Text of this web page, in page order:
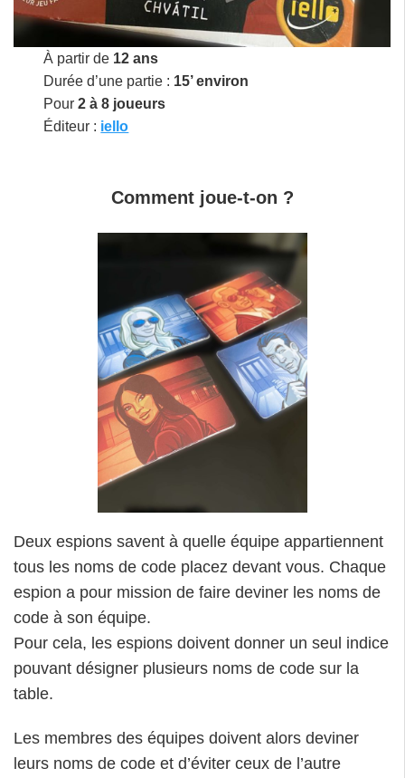
À partir de 12 ans
Durée d’une partie : 15’ environ
Pour2 à 8 joueurs
Éditeur : iello
Comment joue-t-on ?
Deux espions savent à quelle équipe appartiennent
tous les noms de code placez devant vous. Chaque
espion a pour mission de faire deviner les noms de
code à son équipe.
Pour cela, les espions doivent donner un seul indice
pouvant désigner plusieurs noms de code sur la
table.
Les membres des équipes doivent alors deviner
leurs noms de code et d’éviter ceux de l’autre